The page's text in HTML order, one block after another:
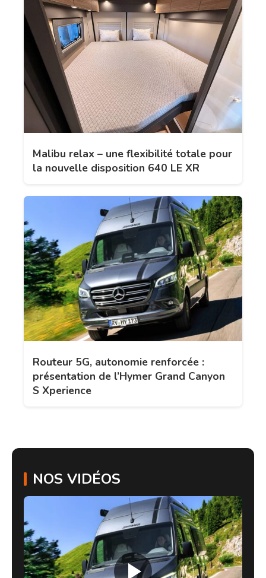
Malibu relax – une flexibilité totale pour
la nouvelle disposition 640 LE XR
Routeur 5G, autonomie renforcée :
présentation de l’Hymer Grand Canyon
S Xperience
NOS VIDÉOS